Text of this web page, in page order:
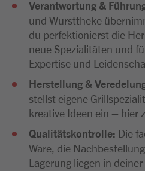
Verantwortung &
und Wursttheke
du perfektionierst die
neue Spezialitäten und
Expertise und
Herstellung &
stellst eigene
kreative Ideen ein – hier
Qualitätskontrolle: Die
Ware, die
Lagerung liegen in